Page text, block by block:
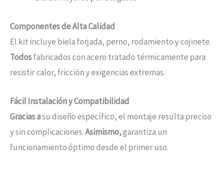
Componentes de Alta Calidad
El kit incluye biela forjada, perno, rodamiento y cojinete.
Todosfabricados con acero tratado térmicamente para
resistir calor, fricción y exigencias extremas.
Fácil Instalación y Compatibilidad
Gracias asu diseño específico, el montaje resulta preciso
y sin complicaciones.Asimismo,garantiza un
funcionamiento óptimo desde el primer uso.